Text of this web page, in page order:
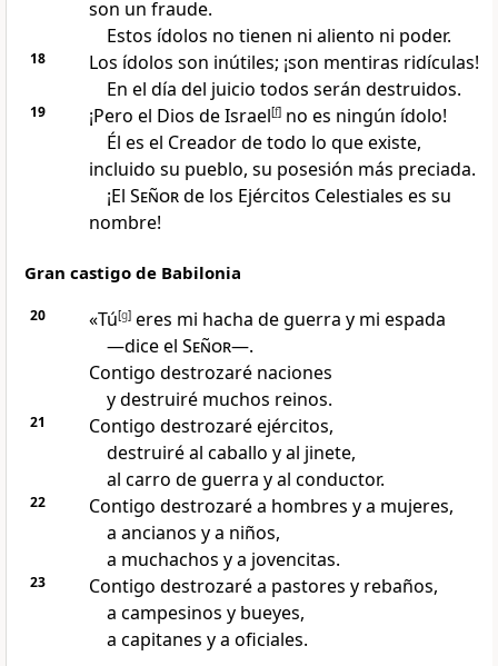
son un fraude.
Estos ídolos no tienen ni aliento ni poder.
18
Los ídolos son inútiles; ¡son mentiras ridículas!
En el día del juicio todos serán destruidos.
19 ¡Pero el Dios de Israel[f]no es ningún ídolo!
Él es el Creador de todo lo que existe,
incluido su pueblo, su posesión más preciada.
¡El Señorde los Ejércitos Celestiales es su
nombre!
Gran castigo de Babilonia
20 «Tú[g]eres mi hacha de guerra y mi espada
—dice el Señor—.
Contigo destrozaré naciones
y destruiré muchos reinos.
21
Contigo destrozaré ejércitos,
destruiré al caballo y al jinete,
al carro de guerra y al conductor.
22
Contigo destrozaré a hombres y a mujeres,
a ancianos y a niños,
a muchachos y a jovencitas.
23
Contigo destrozaré a pastores y rebaños,
a campesinos y bueyes,
a capitanes y a oficiales.